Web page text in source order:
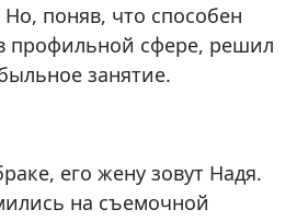
поняв, что способен
профильной сфере, решил
занятие.
его жену зовут Надя.
на съемочной